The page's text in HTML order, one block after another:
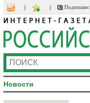
Новости